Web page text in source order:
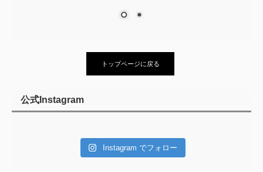
トップページに戻る
公式Instagram
Instagram でフォロー